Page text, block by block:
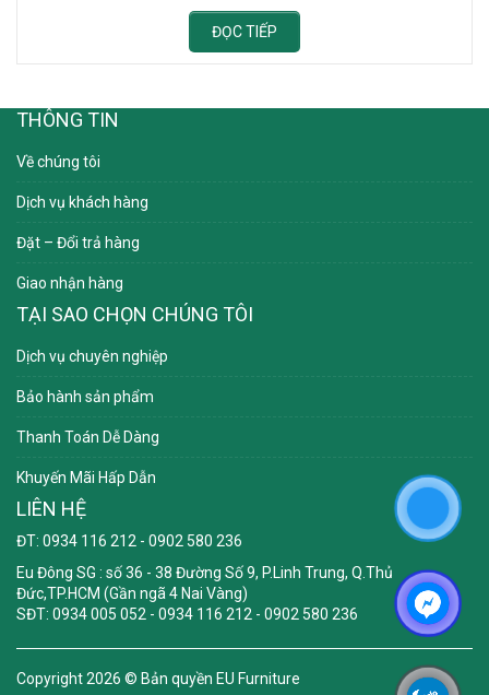
ĐỌC TIẾP
THÔNG TIN
Về chúng tôi
Dịch vụ khách hàng
Đặt – Đổi trả hàng
Giao nhận hàng
TẠI SAO CHỌN CHÚNG TÔI
Dịch vụ chuyên nghiệp
Bảo hành sản phẩm
Thanh Toán Dễ Dàng
Khuyến Mãi Hấp Dẫn
LIÊN HỆ
ĐT: 0934 116 212 - 0902 580 236
Eu Đông SG : số 36 - 38 Đường Số 9, P.Linh Trung, Q.Thủ
Đức,TP.HCM (Gần ngã 4 Nai Vàng)
SĐT: 0934 005 052 - 0934 116 212 - 0902 580 236
Copyright 2026 © Bản quyền EU Furniture